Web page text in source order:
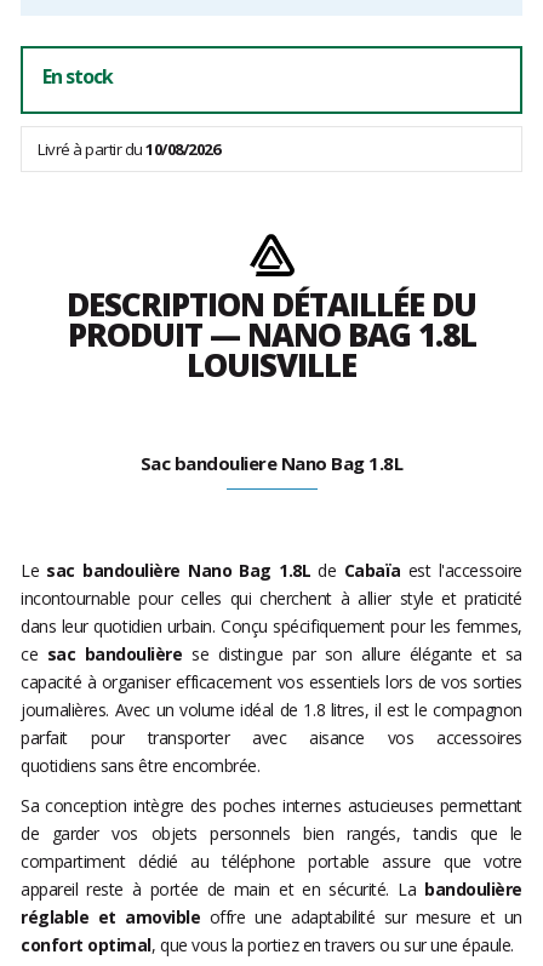
En stock
Livré à partir du10/08/2026
DESCRIPTION DÉTAILLÉE DU
PRODUIT — NANO BAG 1.8L
LOUISVILLE
Sac bandouliere Nano Bag 1.8L
Le sac bandoulière Nano Bag 1.8L de Cabaïa est l'accessoire
incontournable pour celles qui cherchent à allier style et praticité
dans leur quotidien urbain. Conçu spécifiquement pour les femmes,
ce sac bandoulière se distingue par son allure élégante et sa
capacité à organiser efficacement vos essentiels lors de vos sorties
journalières. Avec un volume idéal de 1.8 litres, il est le compagnon
parfait pour transporter avec aisance vos accessoires
quotidiens sans être encombrée.
Sa conception intègre des poches internes astucieuses permettant
de garder vos objets personnels bien rangés, tandis que le
compartiment dédié au téléphone portable assure que votre
appareil reste à portée de main et en sécurité. La bandoulière
réglable et amovible offre une adaptabilité sur mesure et un
confort optimal, que vous la portiez en travers ou sur une épaule.